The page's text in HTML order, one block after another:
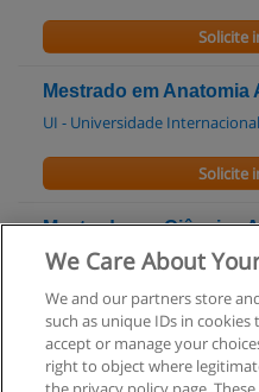
Solicite
Mestrado em Anatomia
UI - Universidade
Solicite
Mestrado em Ciências
Universidade Técnica de
Solicite
We Care About
We and our partners store
such as unique IDs in
accept or manage your
right to object where